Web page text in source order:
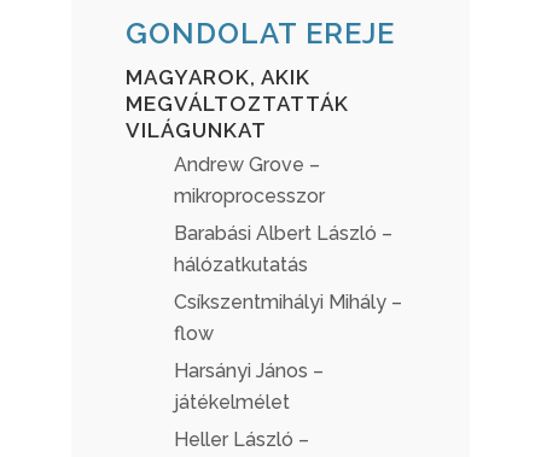
GONDOLAT EREJE
MAGYAROK, AKIK
MEGVÁLTOZTATTÁK
VILÁGUNKAT
Andrew Grove –
mikroprocesszor
Barabási Albert László –
hálózatkutatás
Csíkszentmihályi Mihály –
flow
Harsányi János –
játékelmélet
Heller László –